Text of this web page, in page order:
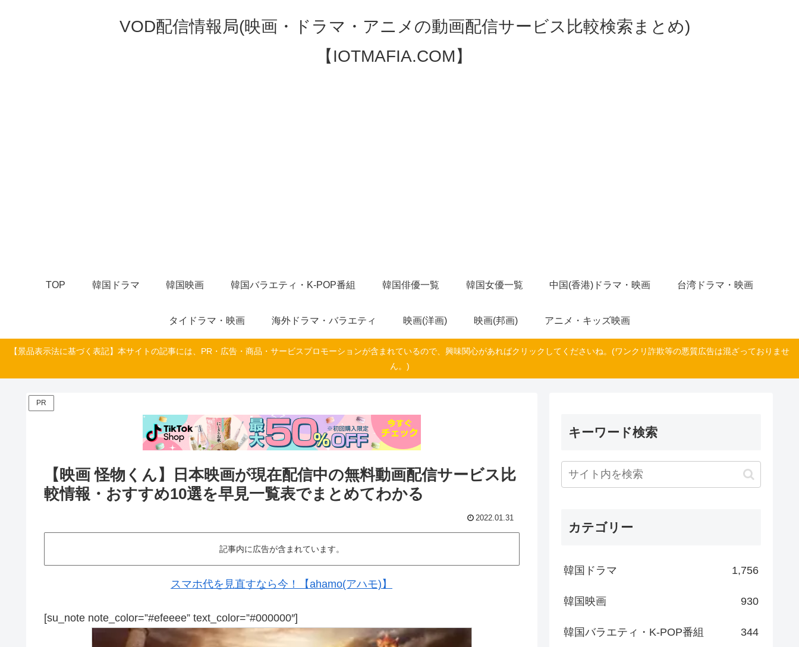
VOD配信情報局(映画・ドラマ・アニメの動画配信サービス比較検索まとめ)
【IOTMAFIA.COM】
TOP 韓国ドラマ 韓国映画 韓国バラエティ・K-POP番組 韓国俳優一覧 韓国女優一覧 中国(香港)ドラマ・映画 台湾ドラマ・映画
タイドラマ・映画 海外ドラマ・バラエティ 映画(洋画) 映画(邦画) アニメ・キッズ映画
【景品表示法に基づく表記】本サイトの記事には、PR・広告・商品・サービスプロモーションが含まれているので、興味関心があればクリックしてくださいね。(ワンクリ詐欺等の悪質広告は混ざっておりませ
ん。)
PR
【映画 怪物くん】日本映画が現在配信中の無料動画配信サービス比
較情報・おすすめ10選を早見一覧表でまとめてわかる
2022.01.31
記事内に広告が含まれています。
スマホ代を見直すなら今！【ahamo(アハモ)】
[su_note note_color=”#efeeee” text_color=”#000000″]
キーワード検索
カテゴリー
韓国ドラマ 1,756
韓国映画 930
韓国バラエティ・K-POP番組 344